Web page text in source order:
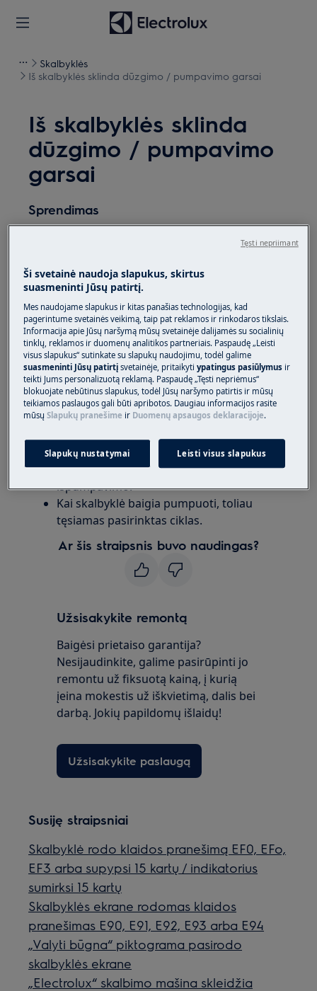
Skalbyklės
Iš skalbyklės sklinda dūzgimo / pumpavimo garsai
Iš skalbyklės sklinda
dūzgimo / pumpavimo
garsai
Sprendimas
pumpavimo garsai.
Taikoma:
per priekį kraunamoms skalbyklėms
(įmontuojamoms ir atskirai pastatomoms);
per viršų kraunamoms skalbyklėms.
Sprendimas:
1. Normalu, kad skalbyklė skleidžia dūzgimo
arba pumpavimo garsus.
Skalbyklė pradeda ciklą nuo vandens
išpumpavimo.
Kai skalbyklė baigia pumpuoti, toliau
tęsiamas pasirinktas ciklas.
Ar šis straipsnis buvo naudingas?
Užsisakykite remontą
Baigėsi prietaiso garantija?
Nesijaudinkite, galime pasirūpinti jo
remontu už fiksuotą kainą, į kurią
įeina mokestis už iškvietimą, dalis bei
darbą. Jokių papildomų išlaidų!
Užsisakykite paslaugą
Susiję straipsniai
Skalbyklė rodo klaidos pranešimą EF0, EFo,
EF3 arba supypsi 15 kartų / indikatorius
sumirksi 15 kartų
Skalbyklės ekrane rodomas klaidos
pranešimas E90, E91, E92, E93 arba E94
„Valyti būgna“ piktograma pasirodo
skalbyklės ekrane
„Electrolux“ skalbimo mašina skleidžia
Ši svetainė naudoja slapukus, skirtus
suasmeninti Jūsų patirtį.
Mes naudojame slapukus ir kitas panašias technologijas, kad
pagerintume svetainės veikimą, taip pat reklamos ir rinkodaros tikslais.
Informacija apie Jūsų naršymą mūsų svetainėje dalijamės su socialinių
tinklų, reklamos ir duomenų analitikos partneriais. Paspaudę „Leisti
visus slapukus“ sutinkate su slapukų naudojimu, todėl galime
suasmeninti Jūsų patirtįsvetainėje, pritaikytiypatingus pasiūlymus ir
teikti Jums personalizuotą reklamą. Paspaudę „Tęsti nepriėmus“
blokuojate nebūtinus slapukus, todėl Jūsų naršymo patirtis ir mūsų
teikiamos paslaugos gali būti apribotos. Daugiau informacijos rasite
mūsųSlapukų pranešime ir Duomenų apsaugos deklaracijoje.
Slapukų nustatymai Leisti visus slapukus
Tęsti nepriimant